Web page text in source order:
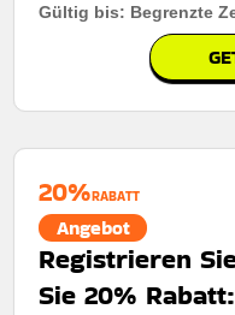
Gültig bis: Begrenzte
20%RABATT
Angebot
Registrieren
Sie 20%